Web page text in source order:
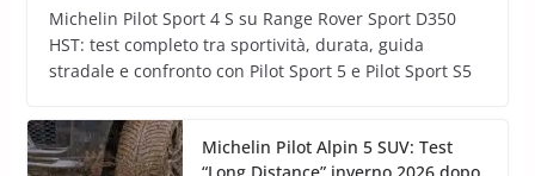
Michelin Pilot Sport 4 S su Range Rover Sport D350
HST: test completo tra sportività, durata, guida
stradale e confronto con Pilot Sport 5 e Pilot Sport S5
Michelin Pilot Alpin 5 SUV: Test